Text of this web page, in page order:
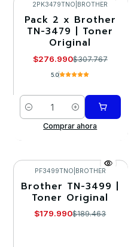
-10%
2PK3479TNO BROTHER
Pack 2 x Brother
TN-3479 | Toner
Original
$276.990$307.767
5.0
Cantidad
Comprar ahora
-5%
PF3499TNO BROTHER
Brother TN-3499 |
Toner Original
$179.990$189.463